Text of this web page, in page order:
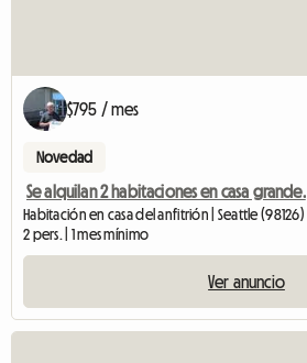
$795 / mes
Novedad
Se alquilan 2 habitaciones en casa grande.
Habitación en casa del anfitrión | Seattle (98126)
2 pers. | 1 mes mínimo
Ver anuncio